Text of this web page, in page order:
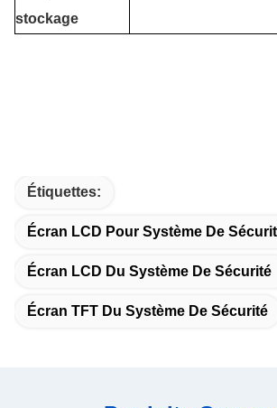
stockage
Étiquettes:
Écran LCD Pour Système De
Écran LCD Du Système De Sécurité
Écran TFT Du Système De Sécurité